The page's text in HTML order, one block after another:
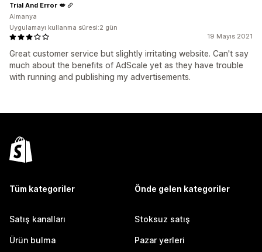
19 Mayıs 2021
Great customer service but slightly irritating website. Can't say
much about the benefits of AdScale yet as they have trouble
with running and publishing my advertisements.
Trial And Error 💋
Almanya
Uygulamayı kullanma süresi:2 gün
Tüm kategoriler
Satış kanalları
Ürün bulma
Önde gelen kategoriler
Stoksuz satış
Pazar yerleri